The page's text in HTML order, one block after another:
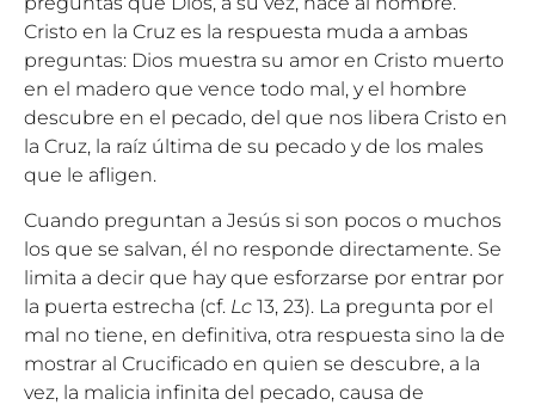
Cristo en la Cruz es la respuesta muda a ambas
preguntas: Dios muestra su amor en Cristo muerto
en el madero que vence todo mal, y el hombre
descubre en el pecado, del que nos libera Cristo en
la Cruz, la raíz última de su pecado y de los males
que le afligen.
Cuando preguntan a Jesús si son pocos o muchos
los que se salvan, él no responde directamente. Se
limita a decir que hay que esforzarse por entrar por
la puerta estrecha (cf. Lc 13, 23). La pregunta por el
mal no tiene, en definitiva, otra respuesta sino la de
mostrar al Crucificado en quien se descubre, a la
vez, la malicia infinita del pecado, causa de